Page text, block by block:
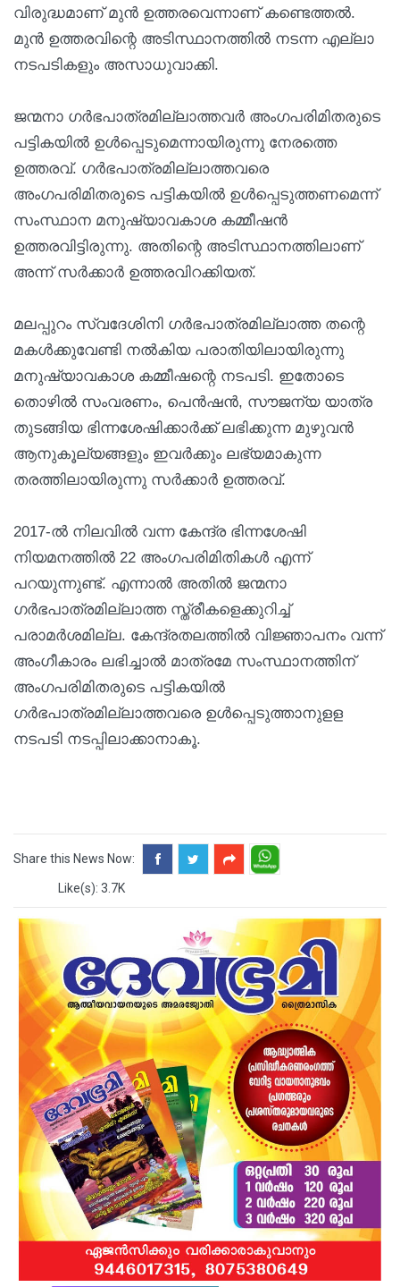
വിരുദ്ധമാണ് മുന്‍ ഉത്തരവെന്നാണ് കണ്ടെത്തല്‍.
മുന്‍ ഉത്തരവിന്റെ അടിസ്ഥാനത്തില്‍ നടന്ന എല്ലാ
നടപടികളും അസാധുവാക്കി.
ജന്മനാ ഗര്‍ഭപാത്രമില്ലാത്തവര്‍ അംഗപരിമിതരുടെ
പട്ടികയില്‍ ഉള്‍പ്പെടുമെന്നായിരുന്നു നേരത്തെ
ഉത്തരവ്. ഗര്‍ഭപാത്രമില്ലാത്തവരെ
അംഗപരിമിതരുടെ പട്ടികയില്‍ ഉള്‍പ്പെടുത്തണമെന്ന്
സംസ്ഥാന മനുഷ്യാവകാശ കമ്മീഷന്‍
ഉത്തരവിട്ടിരുന്നു. അതിന്റെ അടിസ്ഥാനത്തിലാണ്
അന്ന് സര്‍ക്കാര്‍ ഉത്തരവിറക്കിയത്.
മലപ്പുറം സ്വദേശിനി ഗര്‍ഭപാത്രമില്ലാത്ത തന്റെ
മകള്‍ക്കുവേണ്ടി നല്‍കിയ പരാതിയിലായിരുന്നു
മനുഷ്യാവകാശ കമ്മീഷന്റെ നടപടി. ഇതോടെ
തൊഴില്‍ സംവരണം, പെന്‍ഷന്‍, സൗജന്യ യാത്ര
തുടങ്ങിയ ഭിന്നശേഷിക്കാര്‍ക്ക് ലഭിക്കുന്ന മുഴുവന്‍
ആനുകൂല്യങ്ങളും ഇവര്‍ക്കും ലഭ്യമാകുന്ന
തരത്തിലായിരുന്നു സര്‍ക്കാര്‍ ഉത്തരവ്.
2017-ല്‍ നിലവില്‍ വന്ന കേന്ദ്ര ഭിന്നശേഷി
നിയമനത്തില്‍ 22 അംഗപരിമിതികള്‍ എന്ന്
പറയുന്നുണ്ട്. എന്നാല്‍ അതില്‍ ജന്മനാ
ഗര്‍ഭപാത്രമില്ലാത്ത സ്ത്രീകളെക്കുറിച്ച്
പരാമര്‍ശമില്ല. കേന്ദ്രതലത്തില്‍ വിജ്ഞാപനം വന്ന്
അംഗീകാരം ലഭിച്ചാല്‍ മാത്രമേ സംസ്ഥാനത്തിന്
അംഗപരിമിതരുടെ പട്ടികയില്‍
ഗര്‍ഭപാത്രമില്ലാത്തവരെ ഉള്‍പ്പെടുത്താനുളള
നടപടി നടപ്പിലാക്കാനാകൂ.
Share this News Now:
Like(s): 3.7K